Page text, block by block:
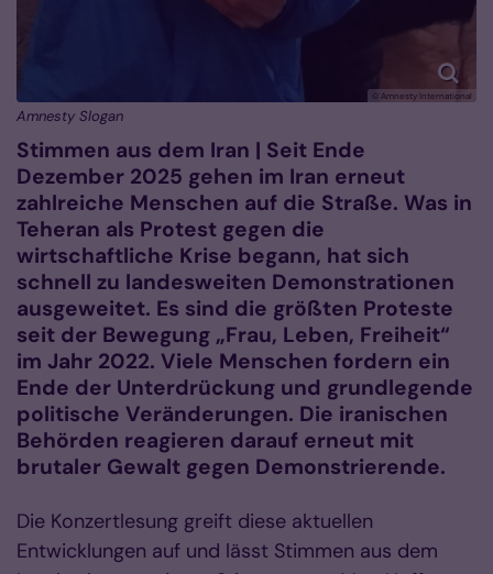
© Amnesty International
Amnesty Slogan
Stimmen aus dem Iran | Seit Ende
Dezember 2025 gehen im Iran erneut
zahlreiche Menschen auf die Straße. Was in
Teheran als Protest gegen die
wirtschaftliche Krise begann, hat sich
schnell zu landesweiten Demonstrationen
ausgeweitet. Es sind die größten Proteste
seit der Bewegung „Frau, Leben, Freiheit“
im Jahr 2022. Viele Menschen fordern ein
Ende der Unterdrückung und grundlegende
politische Veränderungen. Die iranischen
Behörden reagieren darauf erneut mit
brutaler Gewalt gegen Demonstrierende.
Die Konzertlesung greift diese aktuellen
Entwicklungen auf und lässt Stimmen aus dem